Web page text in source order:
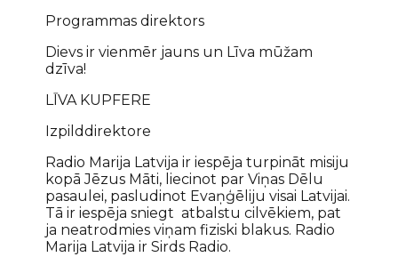
Programmas direktors
Dievs ir vienmēr jauns un Līva mūžam
dzīva!
LĪVA KUPFERE
Izpilddirektore
Radio Marija Latvija ir iespēja turpināt misiju
kopā Jēzus Māti, liecinot par Viņas Dēlu
pasaulei, pasludinot Evaņģēliju visai Latvijai.
Tā ir iespēja sniegt atbalstu cilvēkiem, pat
ja neatrodmies viņam fiziski blakus. Radio
Marija Latvija ir Sirds Radio.